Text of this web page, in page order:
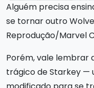
Alguém precisa
se tornar outro
Reprodução/Marvel
Porém, vale lembrar
trágico de Starkey —